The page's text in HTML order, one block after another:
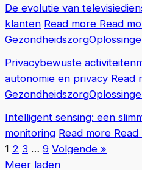
De evolutie van
klanten Read more Read
Gezondheidszorg
Privacybewuste
autonomie en privacy Read
Gezondheidszorg
Intelligent sensing: een
monitoring Read more
1 2 3 … 9 Volgende »
Meer laden